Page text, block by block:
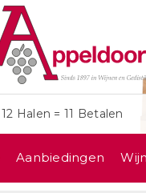
12 Halen = 11 Betalen
Aanbiedingen Wijn